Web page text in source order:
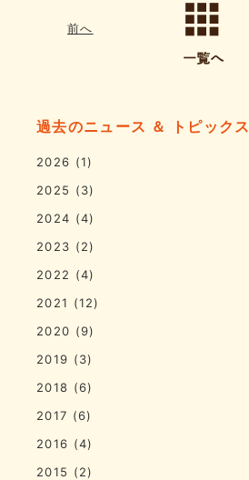
前へ
過去のニュース ＆ トピックス
2026 (1)
2025 (3)
2024 (4)
2023 (2)
2022 (4)
2021 (12)
2020 (9)
2019 (3)
2018 (6)
2017 (6)
2016 (4)
2015 (2)